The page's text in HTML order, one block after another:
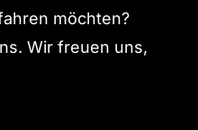
möchten?
Wir freuen uns,